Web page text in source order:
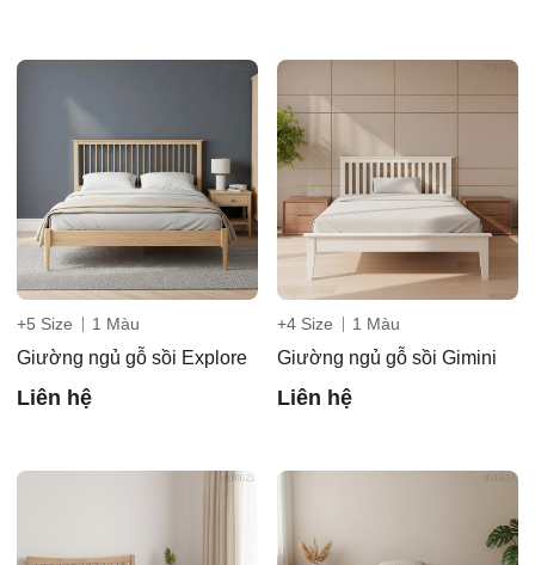
TP. HCM
+5 Size 1 Màu
Giường ngủ gỗ sồi Explore
Liên hệ
+4 Size 1 Màu
Giường ngủ gỗ sồi Gimini
Liên hệ